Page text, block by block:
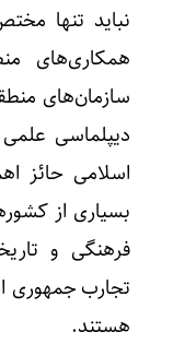
نباید تنها
همکاری‌های
سازمان‌های
دیپلماسی
اسلامی حائز
بسیاری از
فرهنگی و
تجارب جمهوری
هستند.